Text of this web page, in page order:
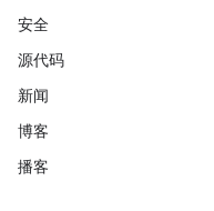
安全
源代码
新闻
博客
播客